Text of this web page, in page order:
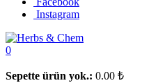
Instagram
0
Sepette ürün yok.: 0.00 ₺